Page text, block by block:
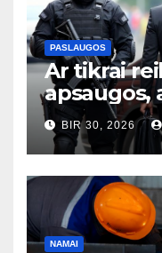
PASLAUGOS
Ar tikrai
apsaugos,
išmaniųjų
BIR 30, 2026
NAMAI